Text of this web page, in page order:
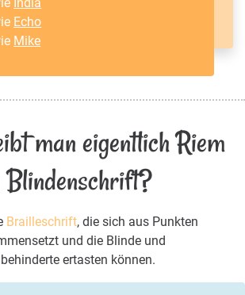
Echo
Mike
man eigentlich Riem
Brailleschrift, die sich aus Punkten
und die Blinde und
ertasten können.